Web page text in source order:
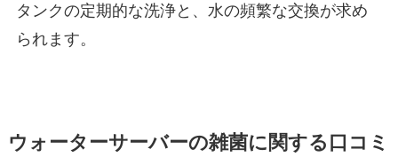
タンクの定期的な洗浄と、水の頻繁な交換が求め
られます。
ウォーターサーバーの雑菌に関する口コミ